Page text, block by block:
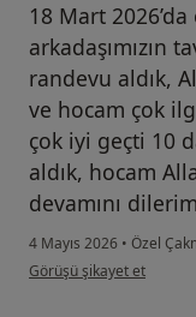
18 Mart
arkadaşımızın
randevu aldık,
ve hocam çok
çok iyi geçti 10
aldık, hocam
devamını dilerim
4 Mayıs 2026 • Özel
kullanıcının görüşüne
Görüşü şikayet et